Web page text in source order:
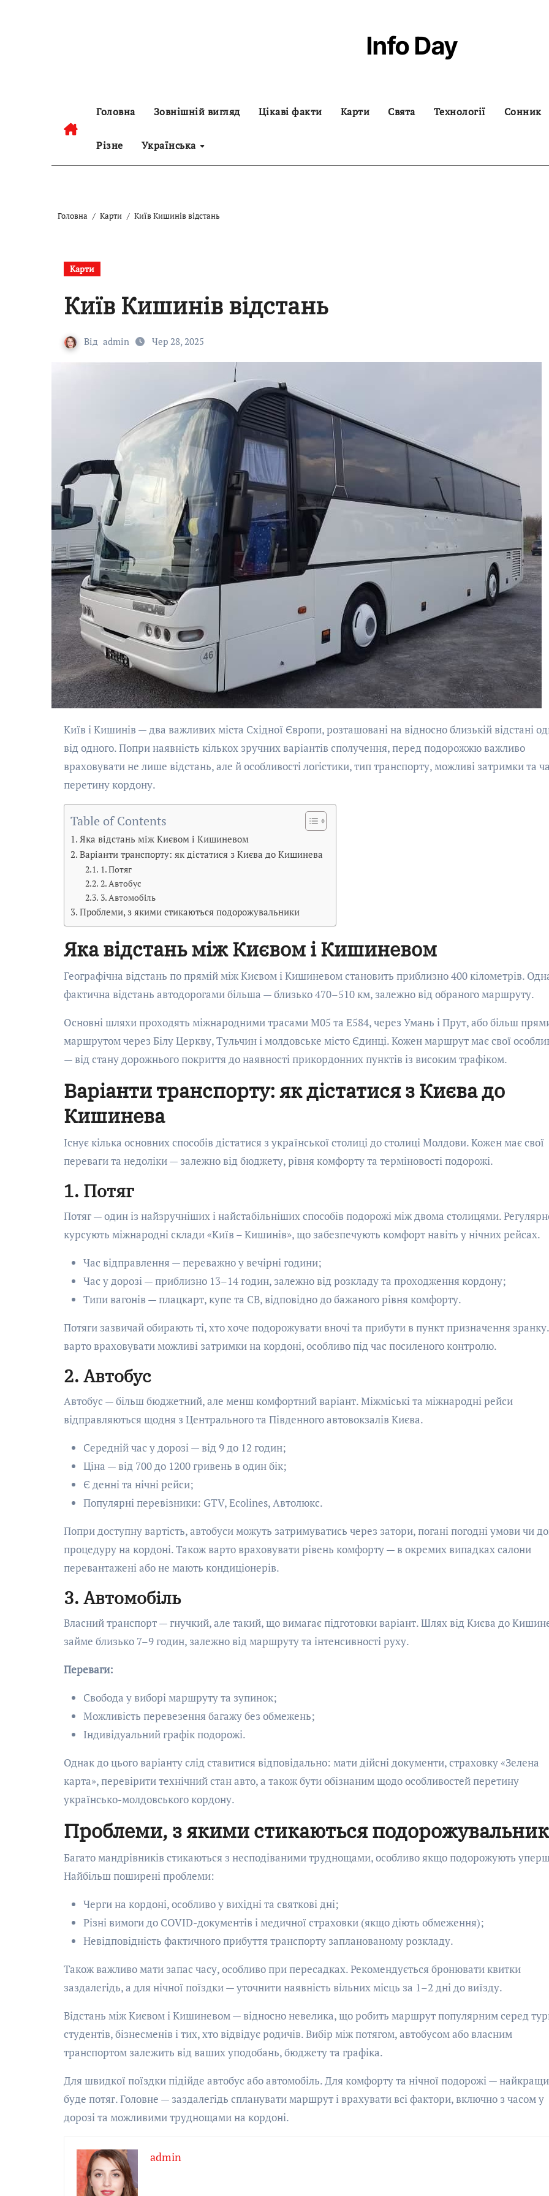
Info Day
Головна Зовнішній вигляд Цікаві факти Карти Свята Технології Сонник
Різне Українська
Головна Карти Київ Кишинів відстань
Карти
Київ Кишинів відстань
Від admin Чер 28, 2025
Київ і Кишинів — два важливих міста Східної Європи, розташовані на відносно близькій відстані одне
від одного. Попри наявність кількох зручних варіантів сполучення, перед подорожжю важливо
враховувати не лише відстань, але й особливості логістики, тип транспорту, можливі затримки та
перетину кордону.
Table of Contents
Яка відстань між Києвом і Кишиневом
Варіанти транспорту: як дістатися з Києва до Кишинева
1. Потяг
2. Автобус
3. Автомобіль
Проблеми, з якими стикаються подорожувальники
Яка відстань між Києвом і Кишиневом
Географічна відстань по прямій між Києвом і Кишиневом становить приблизно 400 кілометрів.
фактична відстань автодорогами більша — близько 470–510 км, залежно від обраного маршруту.
Основні шляхи проходять міжнародними трасами М05 та Е584, через Умань і Прут, або більш
маршрутом через Білу Церкву, Тульчин і молдовське місто Єдинці. Кожен маршрут має свої
— від стану дорожнього покриття до наявності прикордонних пунктів із високим трафіком.
Варіанти транспорту: як дістатися з Києва до
Кишинева
Існує кілька основних способів дістатися з української столиці до столиці Молдови. Кожен має свої
переваги та недоліки — залежно від бюджету, рівня комфорту та терміновості подорожі.
1. Потяг
Потяг — один із найзручніших і найстабільніших способів подорожі між двома столицями.
курсують міжнародні склади «Київ – Кишинів», що забезпечують комфорт навіть у нічних рейсах.
Час відправлення — переважно у вечірні години;
Час у дорозі — приблизно 13–14 годин, залежно від розкладу та проходження кордону;
Типи вагонів — плацкарт, купе та СВ, відповідно до бажаного рівня комфорту.
Потяги зазвичай обирають ті, хто хоче подорожувати вночі та прибути в пункт призначення
варто враховувати можливі затримки на кордоні, особливо під час посиленого контролю.
2. Автобус
Автобус — більш бюджетний, але менш комфортний варіант. Міжміські та міжнародні рейси
відправляються щодня з Центрального та Південного автовокзалів Києва.
Середній час у дорозі — від 9 до 12 годин;
Ціна — від 700 до 1200 гривень в один бік;
Є денні та нічні рейси;
Популярні перевізники: GTV, Ecolines, Автолюкс.
Попри доступну вартість, автобуси можуть затримуватись через затори, погані погодні умови чи
процедуру на кордоні. Також варто враховувати рівень комфорту — в окремих випадках салони
перевантажені або не мають кондиціонерів.
3. Автомобіль
Власний транспорт — гнучкий, але такий, що вимагає підготовки варіант. Шлях від Києва до
займе близько 7–9 годин, залежно від маршруту та інтенсивності руху.
Переваги:
Свобода у виборі маршруту та зупинок;
Можливість перевезення багажу без обмежень;
Індивідуальний графік подорожі.
Однак до цього варіанту слід ставитися відповідально: мати дійсні документи, страховку «Зелена
карта», перевірити технічний стан авто, а також бути обізнаним щодо особливостей перетину
українсько-молдовського кордону.
Проблеми, з якими стикаються
Багато мандрівників стикаються з несподіваними труднощами, особливо якщо подорожують
Найбільш поширені проблеми:
Черги на кордоні, особливо у вихідні та святкові дні;
Різні вимоги до COVID-документів і медичної страховки (якщо діють обмеження);
Невідповідність фактичного прибуття транспорту запланованому розкладу.
Також важливо мати запас часу, особливо при пересадках. Рекомендується бронювати квитки
заздалегідь, а для нічної поїздки — уточнити наявність вільних місць за 1–2 дні до виїзду.
Відстань між Києвом і Кишиневом — відносно невелика, що робить маршрут популярним серед
студентів, бізнесменів і тих, хто відвідує родичів. Вибір між потягом, автобусом або власним
транспортом залежить від ваших уподобань, бюджету та графіка.
Для швидкої поїздки підійде автобус або автомобіль. Для комфорту та нічної подорожі —
буде потяг. Головне — заздалегідь спланувати маршрут і врахувати всі фактори, включно з часом у
дорозі та можливими труднощами на кордоні.
admin